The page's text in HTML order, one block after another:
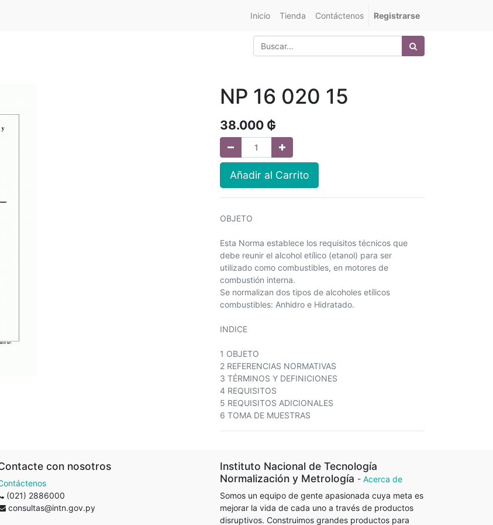
Inicio Tienda Contáctenos Registrarse
NP 16 020 15
38.000 ₲
Añadir al Carrito
OBJETO
Esta Norma establece los requisitos técnicos que
debe reunir el alcohol etílico (etanol) para ser
utilizado como combustibles, en motores de
combustión interna.
Se normalizan dos tipos de alcoholes etílicos
combustibles: Anhidro e Hidratado.
INDICE
1 OBJETO
2 REFERENCIAS NORMATIVAS
3 TÉRMINOS Y DEFINICIONES
4 REQUISITOS
5 REQUISITOS ADICIONALES
6 TOMA DE MUESTRAS
con nosotros
(021) 2886000
consultas@intn.gov.py
Instituto Nacional de Tecnología
Normalización y Metrología - Acerca de
Somos un equipo de gente apasionada cuya meta es
mejorar la vida de cada uno a través de productos
disruptivos. Construimos grandes productos para